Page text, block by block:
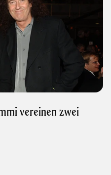
vereinen zwei